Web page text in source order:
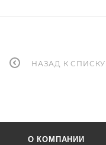
НАЗАД К СПИСКУ
О КОМПАНИИ